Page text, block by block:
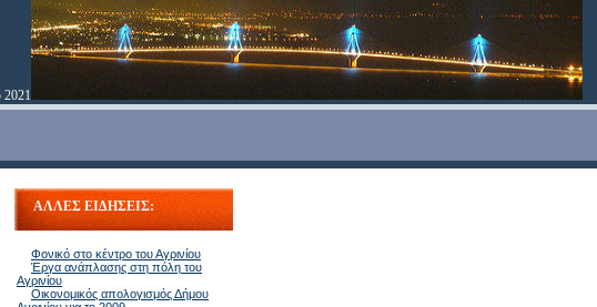
2021
ΑΛΛΕΣ ΕΙΔΗΣΕΙΣ:
Φονικό στο κέντρο του Αγρινίου
Έργα ανάπλασης στη πόλη του
Αγρινίου
Οικονομικός απολογισμός Δήμου